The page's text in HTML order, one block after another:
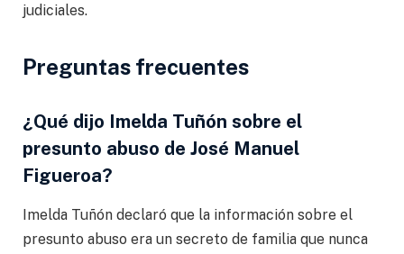
judiciales.
Preguntas frecuentes
¿Qué dijo Imelda Tuñón sobre el
presunto abuso de José Manuel
Figueroa?
Imelda Tuñón declaró que la información sobre el
presunto abuso era un secreto de familia que nunca